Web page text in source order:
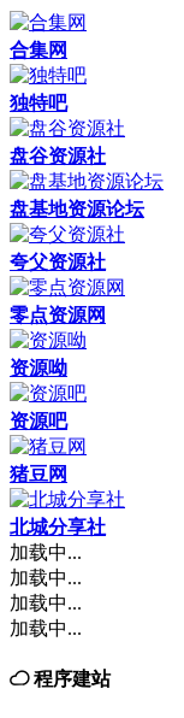
合集网
独特吧
盘谷资源社
盘基地资源论坛
夸父资源社
零点资源网
资源呦
资源吧
猪豆网
北城分享社
加载中...
加载中...
加载中...
加载中...
程序建站